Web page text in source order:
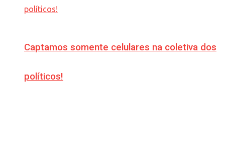
Captamos somente celulares na coletiva dos
políticos!